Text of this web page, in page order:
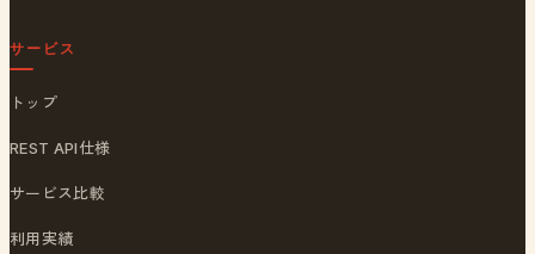
サービス
トップ
REST API仕様
サービス比較
利用実績